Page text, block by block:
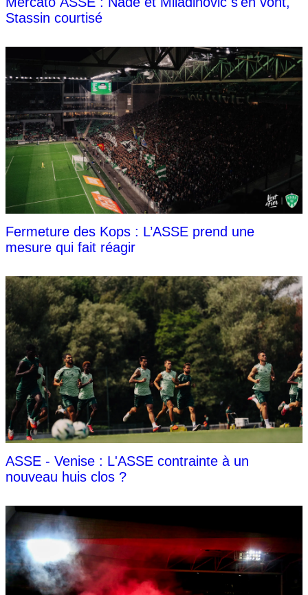
Stassin courtisé
Fermeture des Kops : L’ASSE prend une
mesure qui fait réagir
ASSE - Venise : L'ASSE contrainte à un
nouveau huis clos ?